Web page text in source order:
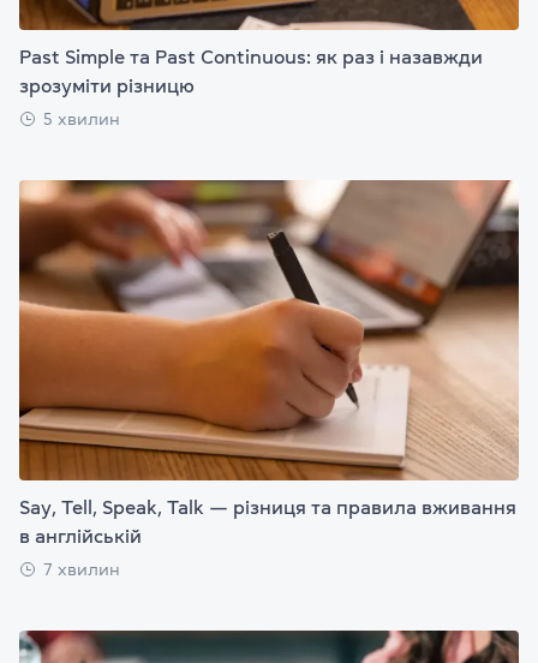
Past Simple та Past Continuous: як раз і назавжди
зрозуміти різницю
5 хвилин
Say, Tell, Speak, Talk — різниця та правила вживання
в англійській
7 хвилин